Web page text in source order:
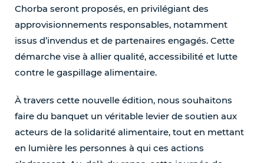
Chorba seront proposés, en privilégiant des
approvisionnements responsables, notamment
issus d’invendus et de partenaires engagés. Cette
démarche vise à allier qualité, accessibilité et lutte
contre le gaspillage alimentaire.
À travers cette nouvelle édition, nous souhaitons
faire du banquet un véritable levier de soutien aux
acteurs de la solidarité alimentaire, tout en mettant
en lumière les personnes à qui ces actions